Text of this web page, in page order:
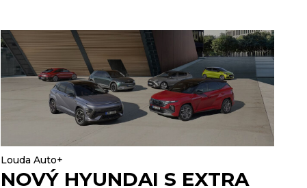
Louda Auto+
NOVÝ HYUNDAI S EXTRA